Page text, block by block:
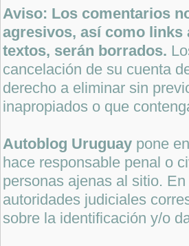
Aviso: Los comentarios
agresivos, así como links
textos, serán borrados.
cancelación de su cuenta
derecho a eliminar sin
inapropiados o que
Autoblog Uruguay pone
hace responsable penal o
personas ajenas al sitio.
autoridades judiciales
sobre la identificación y/o